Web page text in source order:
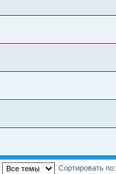
Сортировать по: